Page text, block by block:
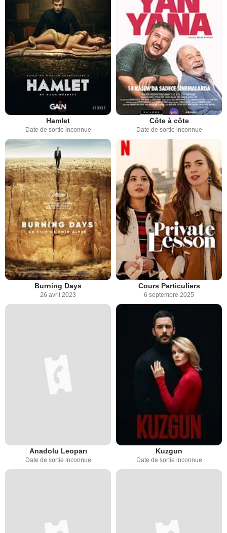
Hamlet
Date de sortie inconnue
Côte à côte
Date de sortie inconnue
Burning Days
26 avril 2023
Cours Particuliers
6 septembre 2025
Anadolu Leoparı
Date de sortie inconnue
Kuzgun
Date de sortie inconnue